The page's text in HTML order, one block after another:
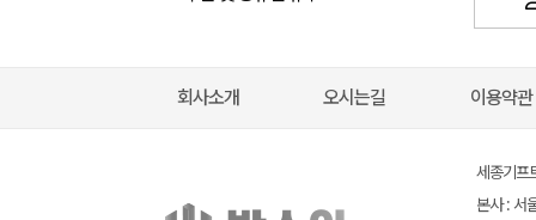
회사소개 오시는길 이용약관
세종기
본사 : 서